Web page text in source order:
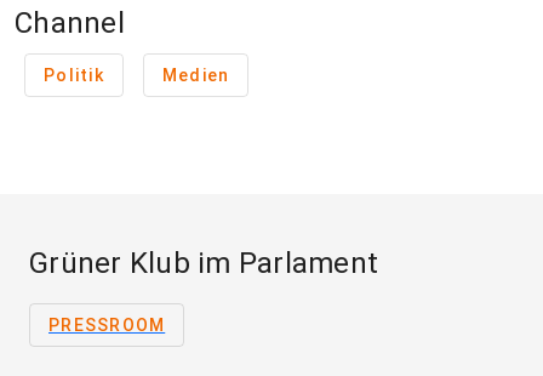
Channel
Politik Medien
Grüner Klub im Parlament
PRESSROOM